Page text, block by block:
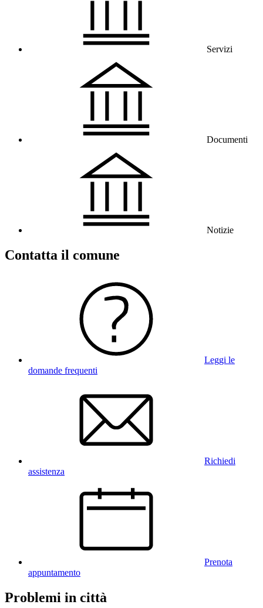
Servizi
Documenti
Notizie
Contatta il comune
Leggi le
domande frequenti
Richiedi
assistenza
Prenota
appuntamento
Problemi in città